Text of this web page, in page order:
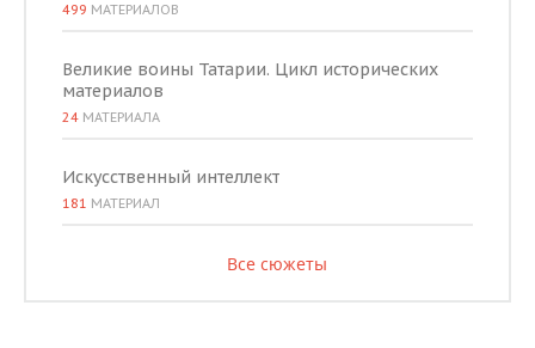
499 МАТЕРИАЛОВ
Великие воины Татарии. Цикл исторических
материалов
24 МАТЕРИАЛА
Искусственный интеллект
181 МАТЕРИАЛ
Все сюжеты